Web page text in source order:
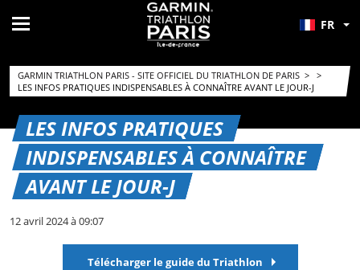
FR
GARMIN TRIATHLON PARIS - SITE OFFICIEL DU TRIATHLON DE PARIS > >
LES INFOS PRATIQUES INDISPENSABLES À CONNAÎTRE AVANT LE JOUR-J
LES INFOS PRATIQUES
INDISPENSABLES À CONNAÎTRE
AVANT LE JOUR-J
12 avril 2024 à 09:07
Télécharger le guide du Triathlon